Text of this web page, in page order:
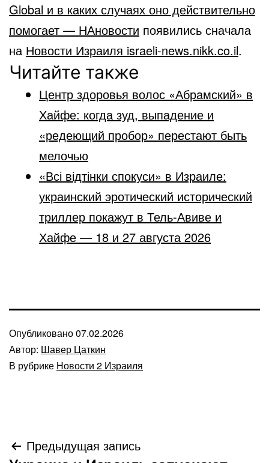
Global и в каких случаях оно действительно
помогает — НАновости появились сначала
на Новости Израиля israeli-news.nikk.co.il.
Читайте также
Центр здоровья волос «Абрaмский» в
Хайфе: когда зуд, выпадение и
«редеющий пробор» перестают быть
мелочью
«Всі відтінки спокуси» в Израиле:
украинский эротический исторический
триллер покажут в Тель-Авиве и
Хайфе — 18 и 27 августа 2026
Опубликовано07.02.2026
Автор: Шавер Цаткин
В рубрике Новости 2 Израиля
Навигация
Предыдущая запись